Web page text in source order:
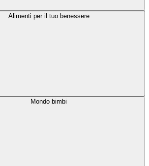
Alimenti per il tuo benessere
Mondo bimbi